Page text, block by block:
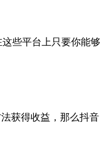
些平台上只要你能够
获得收益，那么抖音